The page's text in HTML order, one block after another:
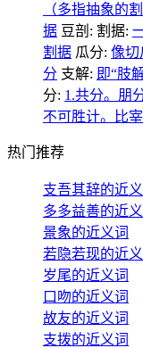
（多指抽象的
据 豆剖: 割据:
割据 瓜分: 像切
分 支解: 即“肢
分: 1.共分。朋
不可胜计。比宰
热门推荐
支吾其辞的近
多多益善的近
景象的近义词
若隐若现的近
岁尾的近义词
口吻的近义词
故友的近义词
支拨的近义词